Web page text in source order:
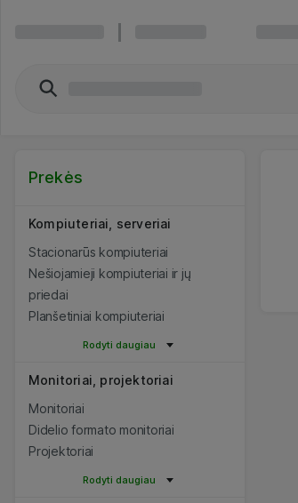
Prekės
Kompiuteriai, serveriai
Stacionarūs kompiuteriai
Nešiojamieji kompiuteriai ir jų
priedai
Planšetiniai kompiuteriai
Rodyti daugiau
Monitoriai, projektoriai
Monitoriai
Didelio formato monitoriai
Projektoriai
Rodyti daugiau